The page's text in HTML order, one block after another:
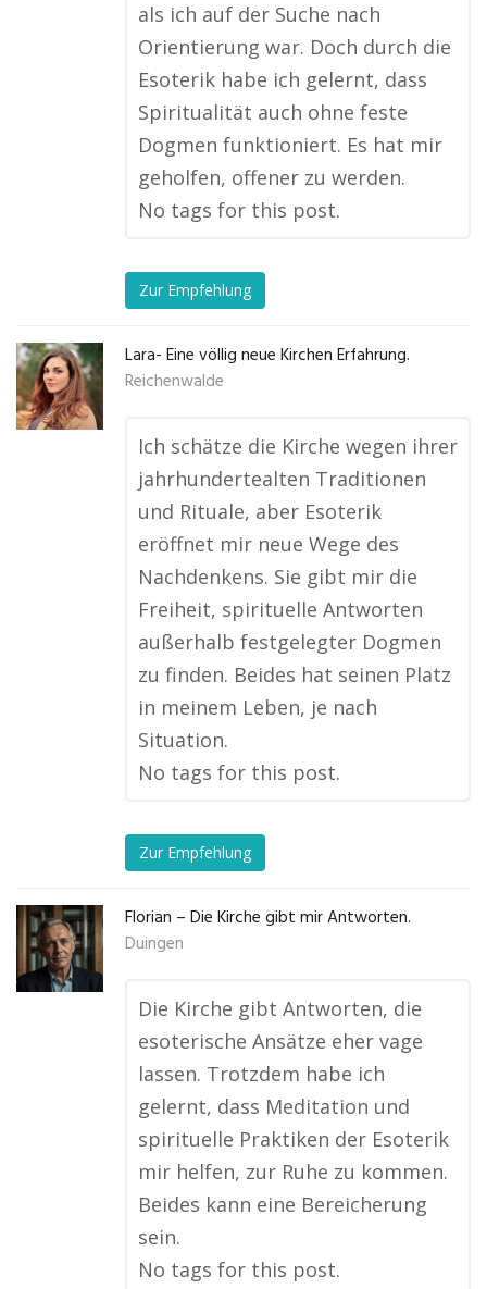
als ich auf der Suche nach
Orientierung war. Doch durch die
Esoterik habe ich gelernt, dass
Spiritualität auch ohne feste
Dogmen funktioniert. Es hat mir
geholfen, offener zu werden.
No tags for this post.
Zur Empfehlung
Lara- Eine völlig neue Kirchen Erfahrung.
Reichenwalde
Ich schätze die Kirche wegen ihrer
jahrhundertealten Traditionen
und Rituale, aber Esoterik
eröffnet mir neue Wege des
Nachdenkens. Sie gibt mir die
Freiheit, spirituelle Antworten
außerhalb festgelegter Dogmen
zu finden. Beides hat seinen Platz
in meinem Leben, je nach
Situation.
No tags for this post.
Zur Empfehlung
Florian – Die Kirche gibt mir Antworten.
Duingen
Die Kirche gibt Antworten, die
esoterische Ansätze eher vage
lassen. Trotzdem habe ich
gelernt, dass Meditation und
spirituelle Praktiken der Esoterik
mir helfen, zur Ruhe zu kommen.
Beides kann eine Bereicherung
sein.
No tags for this post.